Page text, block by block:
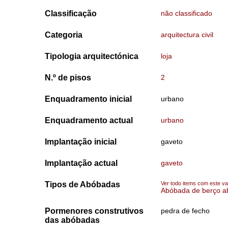
Classificação não classificado
Categoria arquitectura civil
Tipologia arquitectónica loja
N.º de pisos 2
Enquadramento inicial urbano
Enquadramento actual urbano
Implantação inicial gaveto
Implantação actual gaveto
Tipos de Abóbadas Ver todo items com este
Abóbada de berço
Pormenores construtivos
das abóbadas
pedra de fecho